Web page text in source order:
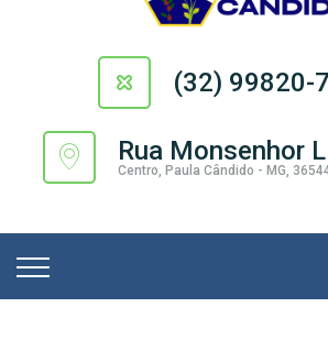
(32) 99820-
Rua Monsenhor
Centro, Paula Cândido - MG,